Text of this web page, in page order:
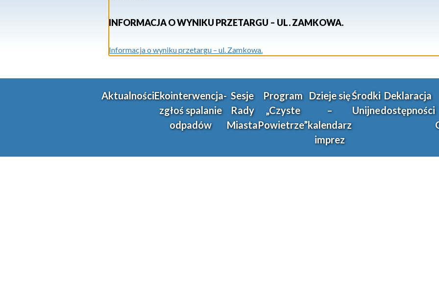
INFORMACJA O WYNIKU PRZETARGU – UL. ZAMKOWA.
Informacja o wyniku przetargu – ul. Zamkowa.
AktualnościEkointerwencja-
zgłoś spalanie
odpadów
Sesje
Rady
Miasta
Program
„Czyste
Powietrze”
Dzieje się
–
kalendarz
imprez
Środki
Unijne
Deklaracja
dostępności